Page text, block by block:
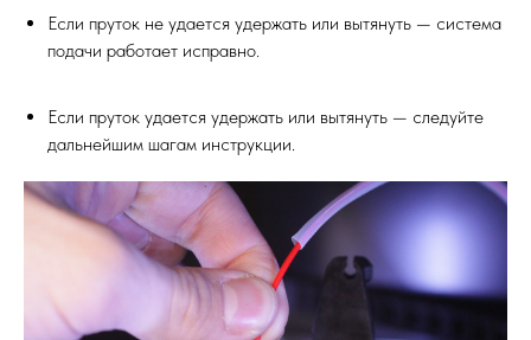
Если пруток не удается удержать или вытянуть — система
подачи работает исправно.
Если пруток удается удержать или вытянуть — следуйте
дальнейшим шагам инструкции.